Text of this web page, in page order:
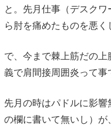
と。先月仕事（デスク
ら肘を痛めたものを悪く
で、今まで棘上筋だの
義で肩間接周囲炎って事
先月の時はパドルに影響
の欄に書いて無いし）